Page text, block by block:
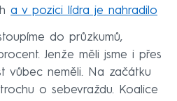
a v pozici lídra je nahradilo
do průzkumů,
Jenže měli jsme i přes
vůbec neměli. Na začátku
o sebevraždu. Koalice